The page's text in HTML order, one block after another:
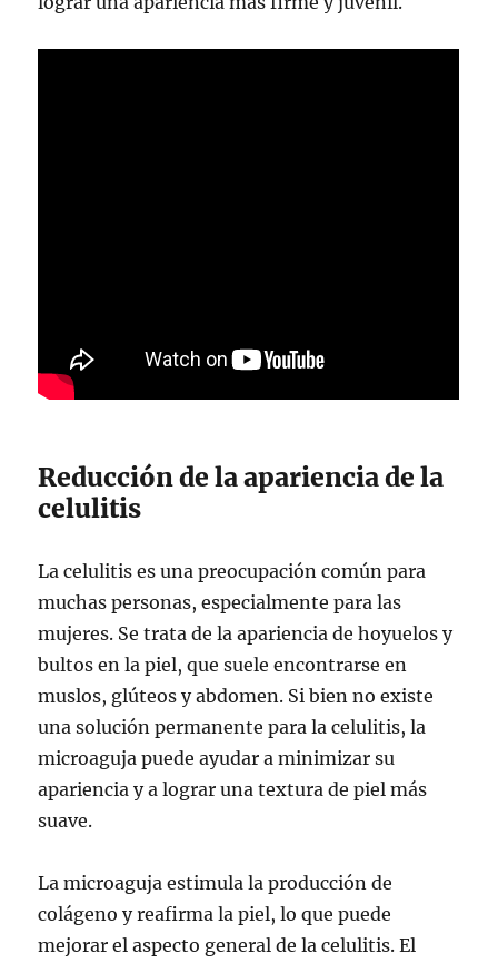
Reducción de la apariencia de la
celulitis
La celulitis es una preocupación común para
muchas personas, especialmente para las
mujeres. Se trata de la apariencia de hoyuelos y
bultos en la piel, que suele encontrarse en
muslos, glúteos y abdomen. Si bien no existe
una solución permanente para la celulitis, la
microaguja puede ayudar a minimizar su
apariencia y a lograr una textura de piel más
suave.
La microaguja estimula la producción de
colágeno y reafirma la piel, lo que puede
mejorar el aspecto general de la celulitis. El